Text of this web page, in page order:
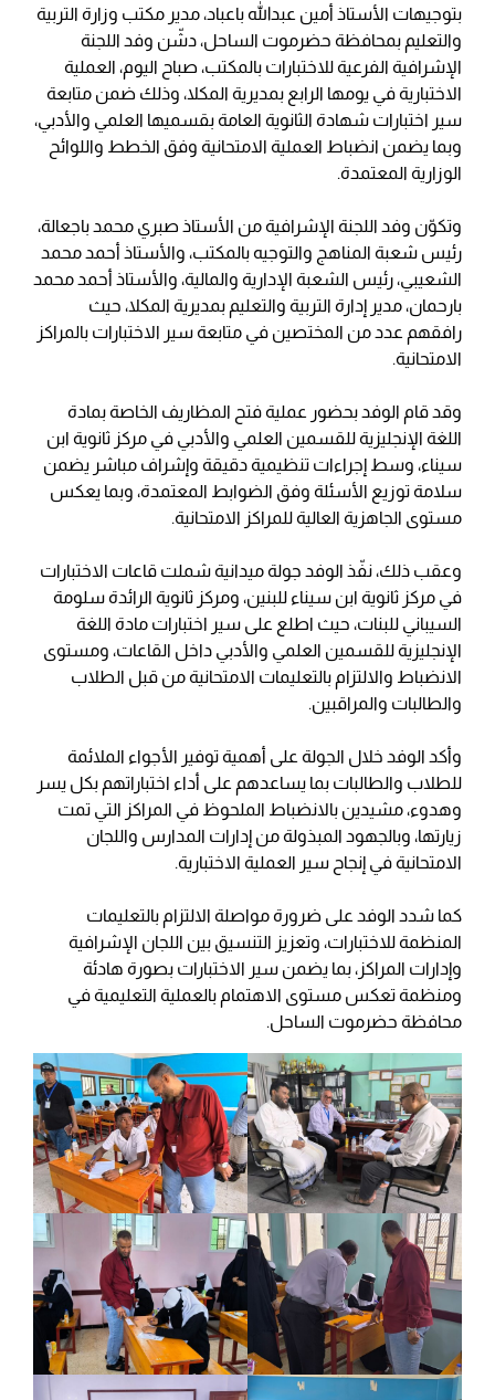
بتوجيهات الأستاذ أمين عبدالله باعباد، مدير مكتب وزارة التربية
والتعليم بمحافظة حضرموت الساحل، دشّن وفد اللجنة
الإشرافية الفرعية للاختبارات بالمكتب، صباح اليوم، العملية
الاختبارية في يومها الرابع بمديرية المكلا، وذلك ضمن متابعة
سير اختبارات شهادة الثانوية العامة بقسميها العلمي والأدبي،
وبما يضمن انضباط العملية الامتحانية وفق الخطط واللوائح
الوزارية المعتمدة.
وتكوّن وفد اللجنة الإشرافية من الأستاذ صبري محمد باجعالة،
رئيس شعبة المناهج والتوجيه بالمكتب، والأستاذ أحمد محمد
الشعيبي، رئيس الشعبة الإدارية والمالية، والأستاذ أحمد محمد
بارحمان، مدير إدارة التربية والتعليم بمديرية المكلا، حيث
رافقهم عدد من المختصين في متابعة سير الاختبارات بالمراكز
الامتحانية.
وقد قام الوفد بحضور عملية فتح المظاريف الخاصة بمادة
اللغة الإنجليزية للقسمين العلمي والأدبي في مركز ثانوية ابن
سيناء، وسط إجراءات تنظيمية دقيقة وإشراف مباشر يضمن
سلامة توزيع الأسئلة وفق الضوابط المعتمدة، وبما يعكس
مستوى الجاهزية العالية للمراكز الامتحانية.
وعقب ذلك، نفّذ الوفد جولة ميدانية شملت قاعات الاختبارات
في مركز ثانوية ابن سيناء للبنين، ومركز ثانوية الرائدة سلومة
السيباني للبنات، حيث اطلع على سير اختبارات مادة اللغة
الإنجليزية للقسمين العلمي والأدبي داخل القاعات، ومستوى
الانضباط والالتزام بالتعليمات الامتحانية من قبل الطلاب
والطالبات والمراقبين.
وأكد الوفد خلال الجولة على أهمية توفير الأجواء الملائمة
للطلاب والطالبات بما يساعدهم على أداء اختباراتهم بكل يسر
وهدوء، مشيدين بالانضباط الملحوظ في المراكز التي تمت
زيارتها، وبالجهود المبذولة من إدارات المدارس واللجان
الامتحانية في إنجاح سير العملية الاختبارية.
كما شدد الوفد على ضرورة مواصلة الالتزام بالتعليمات
المنظمة للاختبارات، وتعزيز التنسيق بين اللجان الإشرافية
وإدارات المراكز، بما يضمن سير الاختبارات بصورة هادئة
ومنظمة تعكس مستوى الاهتمام بالعملية التعليمية في
محافظة حضرموت الساحل.